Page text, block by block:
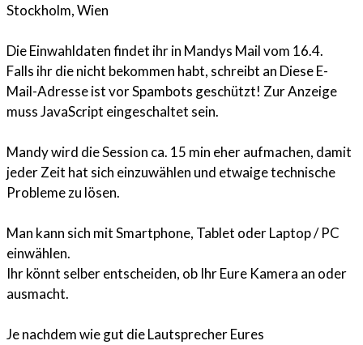
Stockholm, Wien
Die Einwahldaten findet ihr in Mandys Mail vom 16.4.
Falls ihr die nicht bekommen habt, schreibt an Diese E-
Mail-Adresse ist vor Spambots geschützt! Zur Anzeige
muss JavaScript eingeschaltet sein.
Mandy wird die Session ca. 15 min eher aufmachen, damit
jeder Zeit hat sich einzuwählen und etwaige technische
Probleme zu lösen.
Man kann sich mit Smartphone, Tablet oder Laptop / PC
einwählen.
Ihr könnt selber entscheiden, ob Ihr Eure Kamera an oder
ausmacht.
Je nachdem wie gut die Lautsprecher Eures